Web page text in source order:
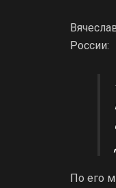
России:
По его